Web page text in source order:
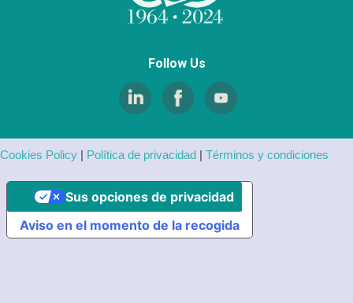
Follow Us
Cookies Policy | Política de privacidad | Términos y condiciones
Aviso en el momento de la recogida
Sus opciones de privacidad